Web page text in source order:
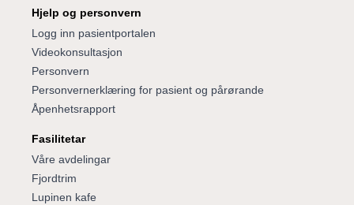
Hjelp og personvern
Logg inn pasientportalen
Videokonsultasjon
Personvern
Personvernerklæring for pasient og pårørande
Åpenhetsrapport
Fasilitetar
Våre avdelingar
Fjordtrim
Lupinen kafe